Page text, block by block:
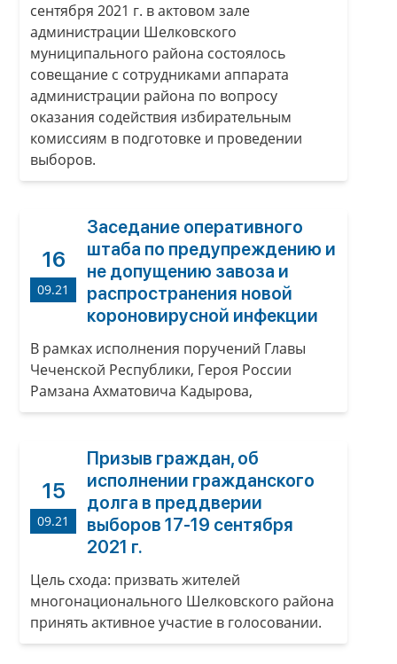
сентября 2021 г. в актовом зале
администрации Шелковского
муниципального района состоялось
совещание с сотрудниками аппарата
администрации района по вопросу
оказания содействия избирательным
комиссиям в подготовке и проведении
выборов.
16
09.21
Заседание оперативного
штаба по предупреждению и
не допущению завоза и
распространения новой
короновирусной инфекции
В рамках исполнения поручений Главы
Чеченской Республики, Героя России
Рамзана Ахматовича Кадырова,
15
09.21
Призыв граждан, об
исполнении гражданского
долга в преддверии
выборов 17-19 сентября
2021 г.
Цель схода: призвать жителей
многонационального Шелковского района
принять активное участие в голосовании.